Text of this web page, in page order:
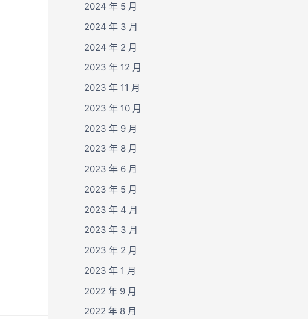
2024 年 5 月
2024 年 3 月
2024 年 2 月
2023 年 12 月
2023 年 11 月
2023 年 10 月
2023 年 9 月
2023 年 8 月
2023 年 6 月
2023 年 5 月
2023 年 4 月
2023 年 3 月
2023 年 2 月
2023 年 1 月
2022 年 9 月
2022 年 8 月